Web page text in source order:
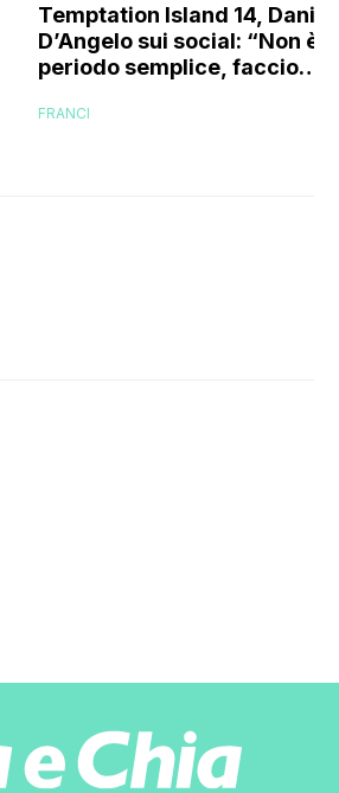
Temptation Island 14, Danilo
D’Angelo sui social: “Non è un
periodo semplice, faccio
FRANCI